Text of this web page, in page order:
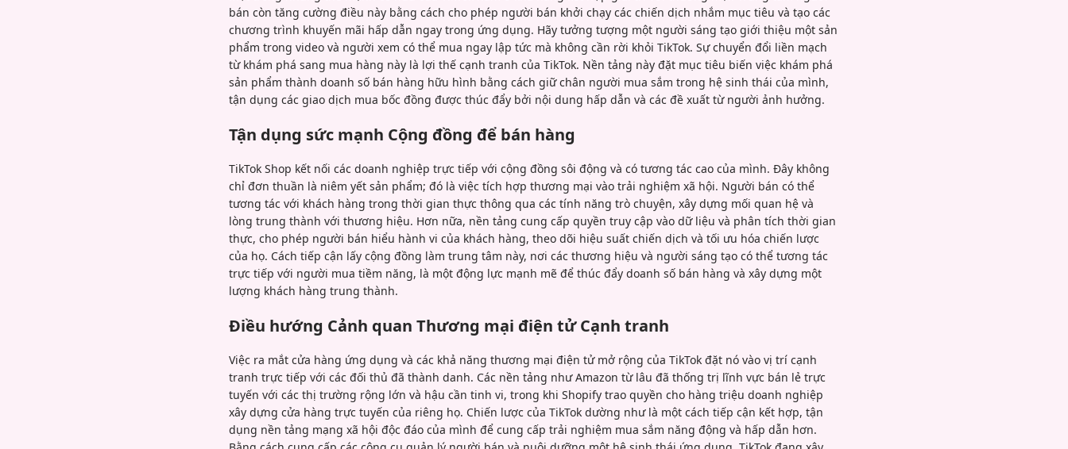
bán còn tăng cường điều này bằng cách cho phép người bán khởi chạy các chiến dịch nhắm mục tiêu và tạo các
chương trình khuyến mãi hấp dẫn ngay trong ứng dụng. Hãy tưởng tượng một người sáng tạo giới thiệu một sản
phẩm trong video và người xem có thể mua ngay lập tức mà không cần rời khỏi TikTok. Sự chuyển đổi liền mạch
từ khám phá sang mua hàng này là lợi thế cạnh tranh của TikTok. Nền tảng này đặt mục tiêu biến việc khám phá
sản phẩm thành doanh số bán hàng hữu hình bằng cách giữ chân người mua sắm trong hệ sinh thái của mình,
tận dụng các giao dịch mua bốc đồng được thúc đẩy bởi nội dung hấp dẫn và các đề xuất từ người ảnh hưởng.
Tận dụng sức mạnh Cộng đồng để bán hàng
TikTok Shop kết nối các doanh nghiệp trực tiếp với cộng đồng sôi động và có tương tác cao của mình. Đây không
chỉ đơn thuần là niêm yết sản phẩm; đó là việc tích hợp thương mại vào trải nghiệm xã hội. Người bán có thể
tương tác với khách hàng trong thời gian thực thông qua các tính năng trò chuyện, xây dựng mối quan hệ và
lòng trung thành với thương hiệu. Hơn nữa, nền tảng cung cấp quyền truy cập vào dữ liệu và phân tích thời gian
thực, cho phép người bán hiểu hành vi của khách hàng, theo dõi hiệu suất chiến dịch và tối ưu hóa chiến lược
của họ. Cách tiếp cận lấy cộng đồng làm trung tâm này, nơi các thương hiệu và người sáng tạo có thể tương tác
trực tiếp với người mua tiềm năng, là một động lực mạnh mẽ để thúc đẩy doanh số bán hàng và xây dựng một
lượng khách hàng trung thành.
Điều hướng Cảnh quan Thương mại điện tử Cạnh tranh
Việc ra mắt cửa hàng ứng dụng và các khả năng thương mại điện tử mở rộng của TikTok đặt nó vào vị trí cạnh
tranh trực tiếp với các đối thủ đã thành danh. Các nền tảng như Amazon từ lâu đã thống trị lĩnh vực bán lẻ trực
tuyến với các thị trường rộng lớn và hậu cần tinh vi, trong khi Shopify trao quyền cho hàng triệu doanh nghiệp
xây dựng cửa hàng trực tuyến của riêng họ. Chiến lược của TikTok dường như là một cách tiếp cận kết hợp, tận
dụng nền tảng mạng xã hội độc đáo của mình để cung cấp trải nghiệm mua sắm năng động và hấp dẫn hơn.